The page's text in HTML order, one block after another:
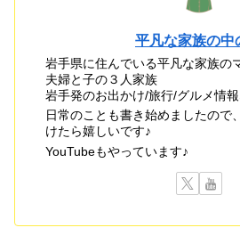
平凡な家族の中
岩手県に住んでいる平凡な家族の
夫婦と子の３人家族
岩手発のお出かけ/旅行/グルメ情報
日常のことも書き始めましたので
けたら嬉しいです♪
YouTubeもやっています♪